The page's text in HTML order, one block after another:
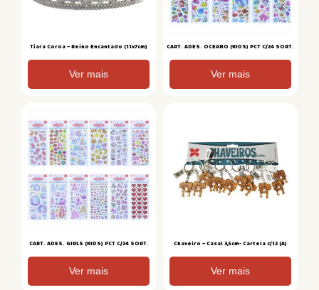
Tiara Coroa – Reino Encantado (11x7cm)
Ver mais
CART. ADES. OCEANO (KIDS) PCT C/24 SORT.
Ver mais
CART. ADES. GIRLS (KIDS) PCT C/24 SORT.
Ver mais
Chaveiro – Casal 3,5cm- Cartela c/12 (A)
Ver mais